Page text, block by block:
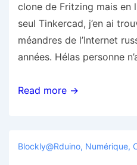
clone de Fritzing mais en
seul Tinkercad, j’en ai
méandres de l’Internet
années. Hélas personne
Freetzing
/
Read more →
Blockly@rduino, Numérique,